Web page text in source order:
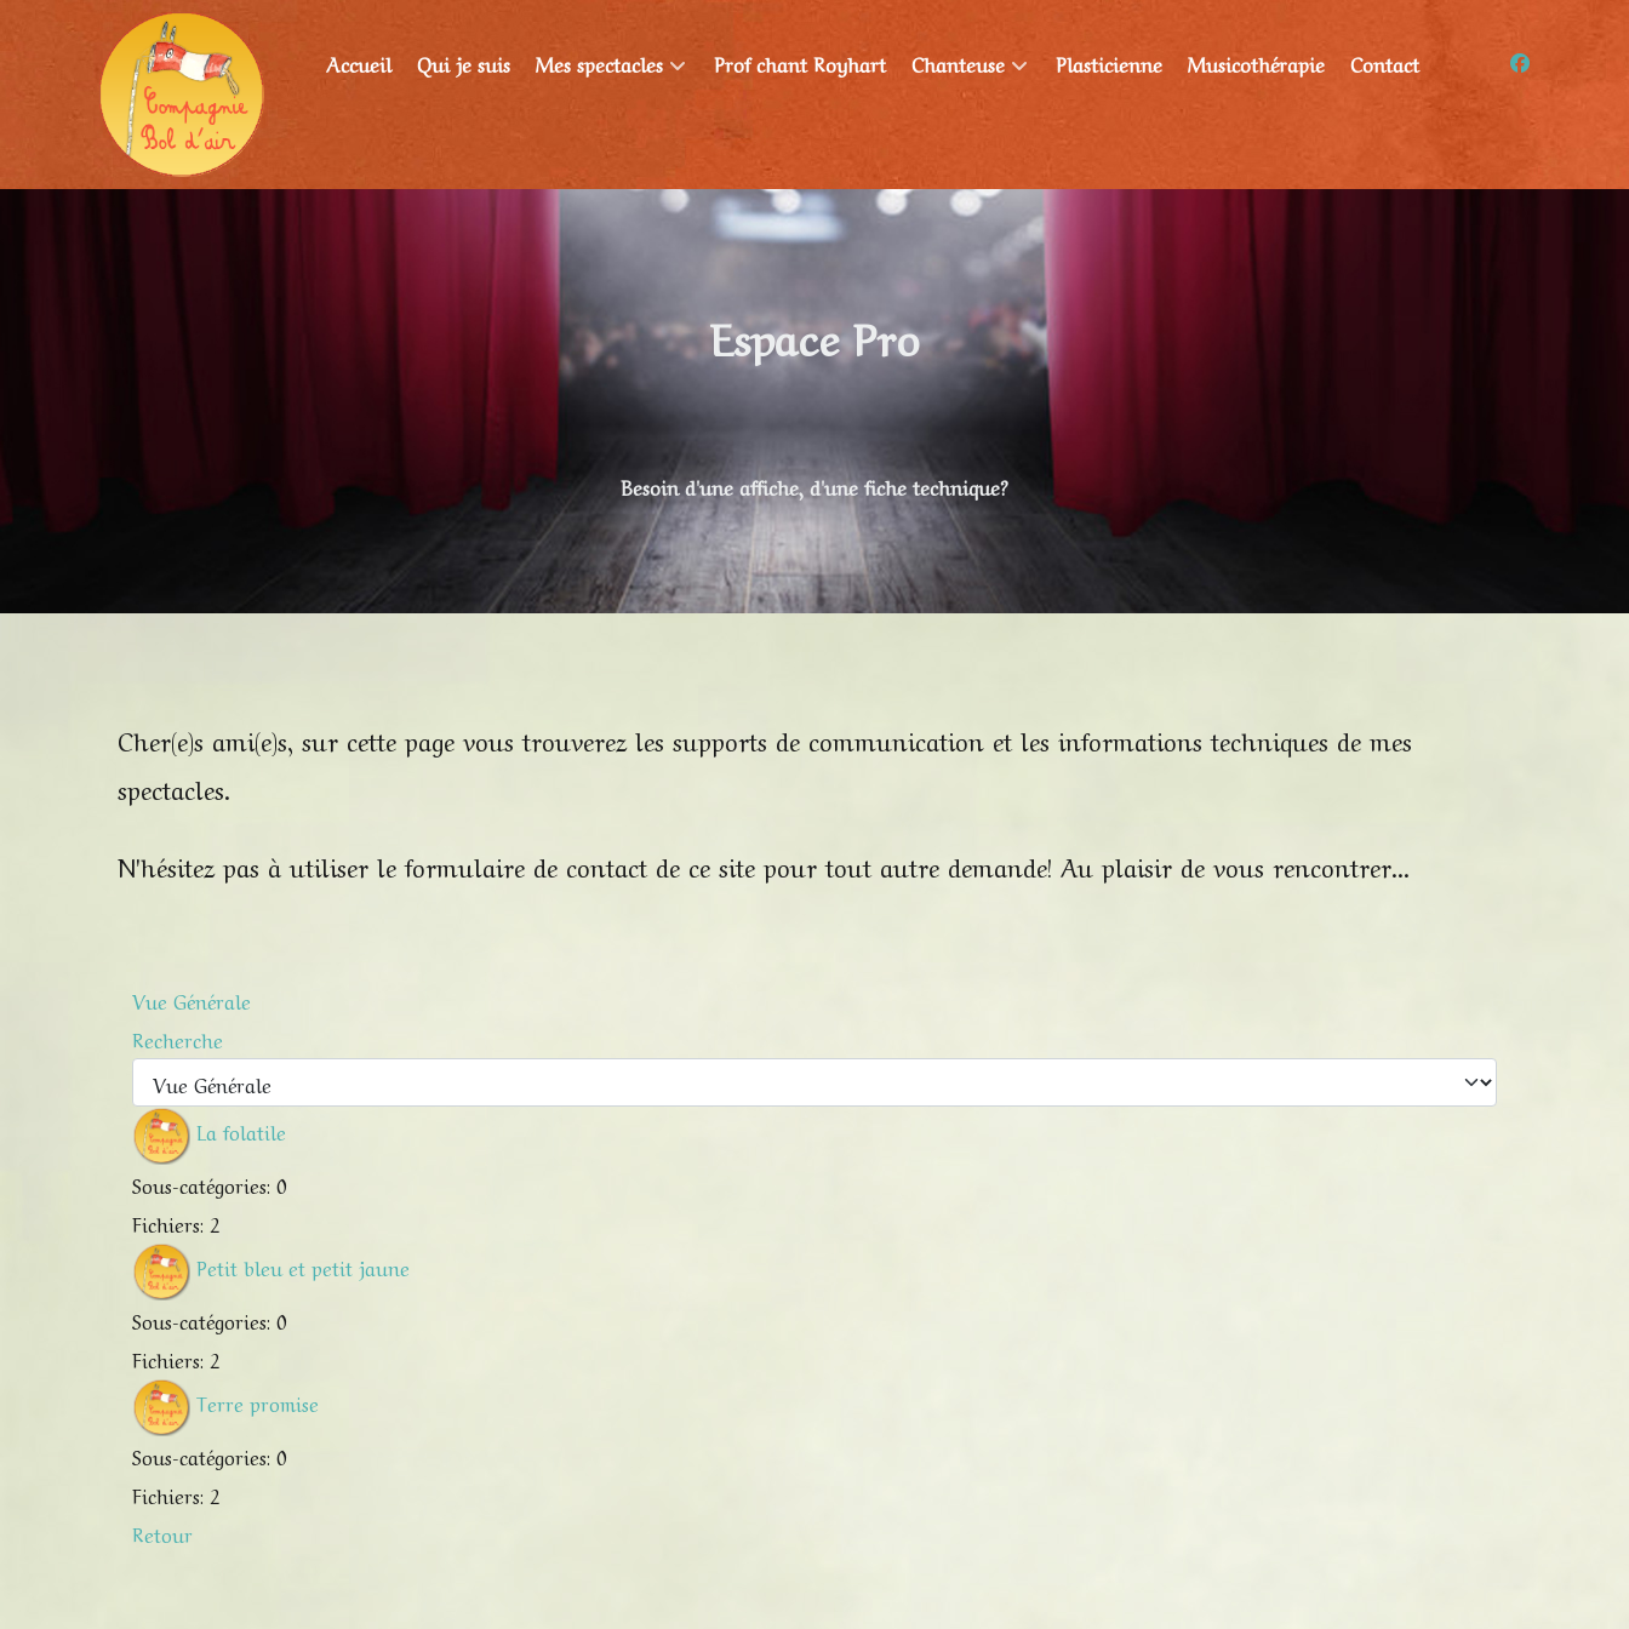
Accueil Qui je suis Mes spectacles Prof chant Royhart Chanteuse Plasticienne Musicothérapie Contact
Espace Pro
Besoin d'une affiche, d'une fiche technique?
Cher(e)s ami(e)s, sur cette page vous trouverez les supports de communication et les informations techniques de mes
spectacles.
N'hésitez pas à utiliser le formulaire de contact de ce site pour tout autre demande! Au plaisir de vous rencontrer...
Vue Générale
Recherche
La folatile
Sous-catégories: 0
Fichiers: 2
Petit bleu et petit jaune
Sous-catégories: 0
Fichiers: 2
Terre promise
Sous-catégories: 0
Fichiers: 2
Retour